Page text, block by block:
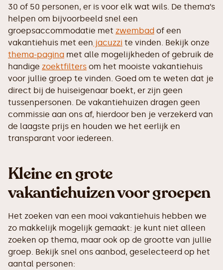
30 of 50 personen, er is voor elk wat wils. De thema’s
helpen om bijvoorbeeld snel een
groepsaccommodatie met zwembad of een
vakantiehuis met een jacuzzi te vinden. Bekijk onze
thema-pagina met alle mogelijkheden of gebruik de
handige zoektfilters om het mooiste vakantiehuis
voor jullie groep te vinden. Goed om te weten dat je
direct bij de huiseigenaar boekt, er zijn geen
tussenpersonen. De vakantiehuizen dragen geen
commissie aan ons af, hierdoor ben je verzekerd van
de laagste prijs en houden we het eerlijk en
transparant voor iedereen.
Kleine en grote
vakantiehuizen voor groepen
Het zoeken van een mooi vakantiehuis hebben we
zo makkelijk mogelijk gemaakt: je kunt niet alleen
zoeken op thema, maar ook op de grootte van jullie
groep. Bekijk snel ons aanbod, geselecteerd op het
aantal personen: